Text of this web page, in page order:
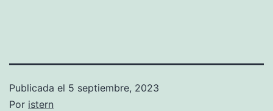
Publicada el 5 septiembre, 2023
Por istern